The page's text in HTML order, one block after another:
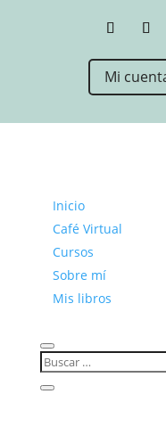
Mi
Inicio
Café Virtual
Cursos
Sobre mí
Mis libros